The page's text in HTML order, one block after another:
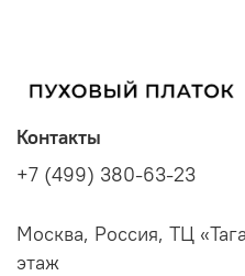
Контакты
+7 (499) 380-63-23
Москва, Россия, ТЦ
этаж